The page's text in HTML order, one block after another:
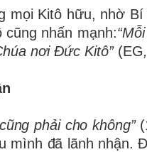
mọi Kitô hữu, nhờ
nhấn mạnh:
nơi Đức Kitô” (EG,
phải cho không”
mình đã lãnh nhận.